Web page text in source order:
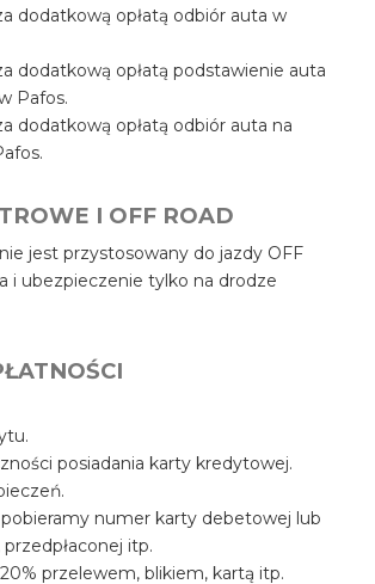
dodatkową opłatą odbiór auta w
dodatkową opłatą podstawienie auta
Pafos.
dodatkową opłatą odbiór auta na
I OFF ROAD
jest przystosowany do jazdy OFF
i ubezpieczenie tylko na drodze
posiadania karty kredytowej.
numer karty debetowej lub
itp.
przelewem, blikiem, kartą itp.